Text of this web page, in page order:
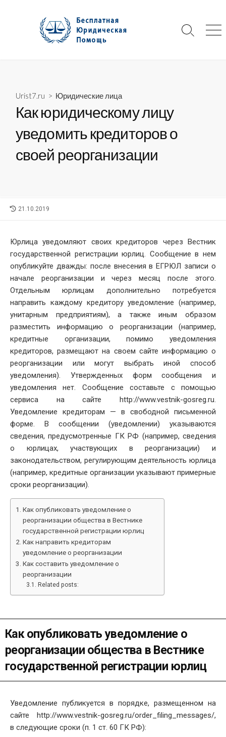
Search
Urist7.ru > Юридические лица
Как юридическому лицу
уведомить кредиторов о
своей реорганизации
LAST
21.10.2019
Юрлица уведомляют своих кредиторов через Вестник
государственной регистрации юрлиц. Сообщение в нем
опубликуйте дважды: после внесения в ЕГРЮЛ записи о
начале реорганизации и через месяц после этого.
Отдельным юрлицам дополнительно потребуется
направить каждому кредитору уведомление (например,
унитарным предприятиям), а также иным образом
разместить информацию о реорганизации (например,
кредитные организации, помимо уведомления
кредиторов, размещают на своем сайте информацию о
реорганизации или могут выбрать иной способ
уведомления). Утвержденных форм сообщения и
уведомления нет. Сообщение составьте с помощью
сервиса на сайте http://www.vestnik-gosreg.ru.
Уведомление кредиторам — в свободной письменной
форме. В сообщении (уведомлении) указываются
сведения, предусмотренные ГК РФ (например, сведения
о юрлицах, участвующих в реорганизации) и
законодательством, регулирующим деятельность юрлица
(например, кредитные организации указывают примерные
сроки реорганизации).
Как опубликовать уведомление о
реорганизации общества в Вестнике
государственной регистрации юрлиц
Как направить кредиторам
уведомление о реорганизации
Как составить уведомление о
реорганизации
Related posts:
Как опубликовать уведомление о
реорганизации общества в Вестнике
государственной регистрации юрлиц
Уведомление публикуется в порядке, размещенном на
сайте http://www.vestnik-gosreg.ru/order_filing_messages/,
в следующие сроки (п. 1 ст. 60 ГК РФ):